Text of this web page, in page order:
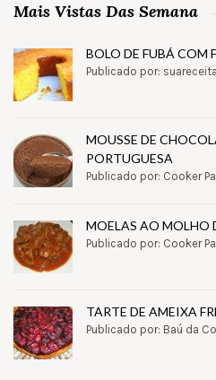
Mais Vistas Das Semana
BOLO DE FUBÁ COM
Publicado por: suareceita
MOUSSE DE
PORTUGUESA
Publicado por: Cooker
MOELAS AO MOLHO
Publicado por: Cooker
TARTE DE AMEIXA
Publicado por: Baú da